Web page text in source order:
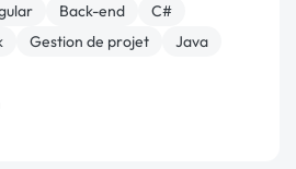
Back-end
C#
Gestion de projet
Java